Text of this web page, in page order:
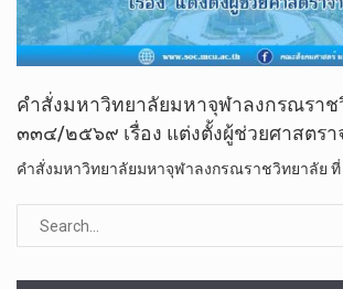
คำสั่งมหาวิทยาลัยมหาจุฬาลงกรณราช
๓๓๔/๒๕๖๙ เรื่อง แต่งตั้งผู้ช่วยศาสตรา
คำสั่งมหาวิทยาลัยมหาจุฬาลงกรณราชวิทยาลัย